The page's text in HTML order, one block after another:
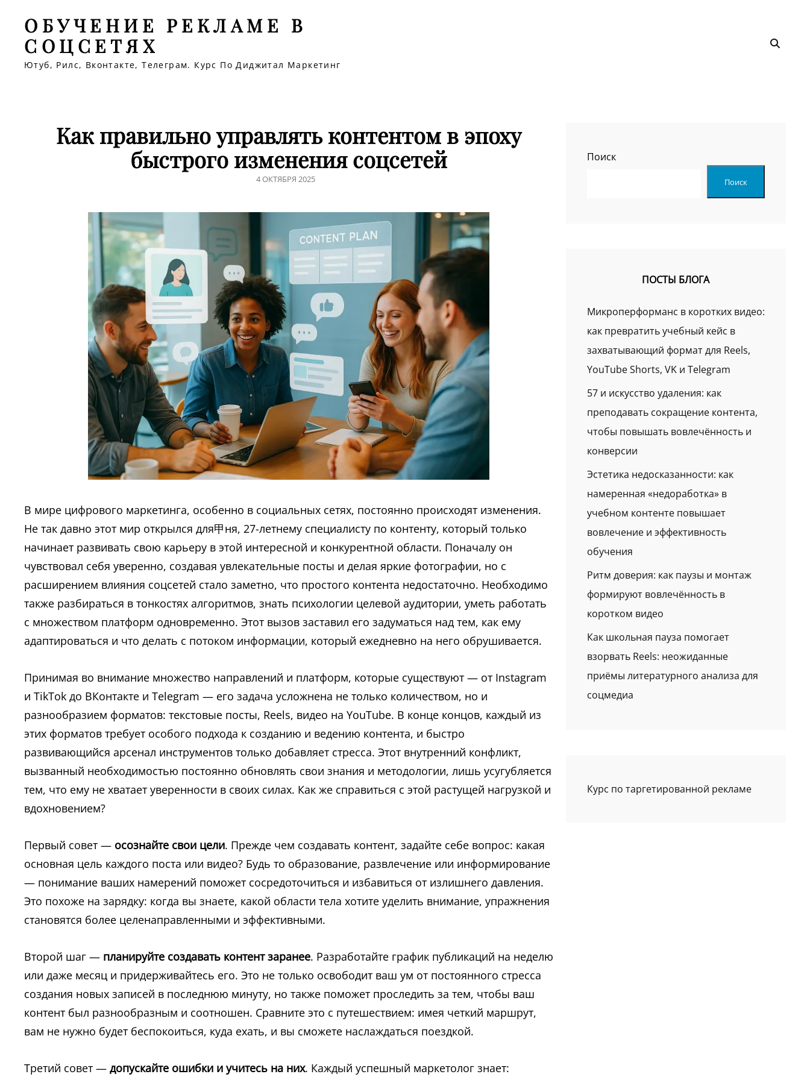
ОБУЧЕНИЕ РЕКЛАМЕ В
СОЦСЕТЯХ
Ютуб, Рилс, Вконтакте, Телеграм. Курс По Диджитал Маркетинг
Как правильно управлять контентом в эпоху
быстрого изменения соцсетей
ЗАПИСЬ
4 ОКТЯБРЯ 2025
В мире цифрового маркетинга, особенно в социальных сетях, постоянно происходят изменения.
Не так давно этот мир открылся для甲ня, 27-летнему специалисту по контенту, который только
начинает развивать свою карьеру в этой интересной и конкурентной области. Поначалу он
чувствовал себя уверенно, создавая увлекательные посты и делая яркие фотографии, но с
расширением влияния соцсетей стало заметно, что простого контента недостаточно. Необходимо
также разбираться в тонкостях алгоритмов, знать психологии целевой аудитории, уметь работать
с множеством платформ одновременно. Этот вызов заставил его задуматься над тем, как ему
адаптироваться и что делать с потоком информации, который ежедневно на него обрушивается.
Принимая во внимание множество направлений и платформ, которые существуют — от Instagram
и TikTok до ВКонтакте и Telegram — его задача усложнена не только количеством, но и
разнообразием форматов: текстовые посты, Reels, видео на YouTube. В конце концов, каждый из
этих форматов требует особого подхода к созданию и ведению контента, и быстро
развивающийся арсенал инструментов только добавляет стресса. Этот внутренний конфликт,
вызванный необходимостью постоянно обновлять свои знания и методологии, лишь усугубляется
тем, что ему не хватает уверенности в своих силах. Как же справиться с этой растущей нагрузкой и
вдохновением?
Первый совет — осознайте свои цели. Прежде чем создавать контент, задайте себе вопрос: какая
основная цель каждого поста или видео? Будь то образование, развлечение или информирование
— понимание ваших намерений поможет сосредоточиться и избавиться от излишнего давления.
Это похоже на зарядку: когда вы знаете, какой области тела хотите уделить внимание, упражнения
становятся более целенаправленными и эффективными.
Второй шаг — планируйте создавать контент заранее. Разработайте график публикаций на неделю
или даже месяц и придерживайтесь его. Это не только освободит ваш ум от постоянного стресса
создания новых записей в последнюю минуту, но также поможет проследить за тем, чтобы ваш
контент был разнообразным и соотношен. Сравните это с путешествием: имея четкий маршрут,
вам не нужно будет беспокоиться, куда ехать, и вы сможете наслаждаться поездкой.
Третий совет — допускайте ошибки и учитесь на них. Каждый успешный маркетолог знает:
Поиск
Поиск
ПОСТЫ БЛОГА
Микроперформанс в коротких видео:
как превратить учебный кейс в
захватывающий формат для Reels,
YouTube Shorts, VK и Telegram
57 и искусство удаления: как
преподавать сокращение контента,
чтобы повышать вовлечённость и
конверсии
Эстетика недосказанности: как
намеренная «недоработка» в
учебном контенте повышает
вовлечение и эффективность
обучения
Ритм доверия: как паузы и монтаж
формируют вовлечённость в
коротком видео
Как школьная пауза помогает
взорвать Reels: неожиданные
приёмы литературного анализа для
соцмедиа
Курс по таргетированной рекламе